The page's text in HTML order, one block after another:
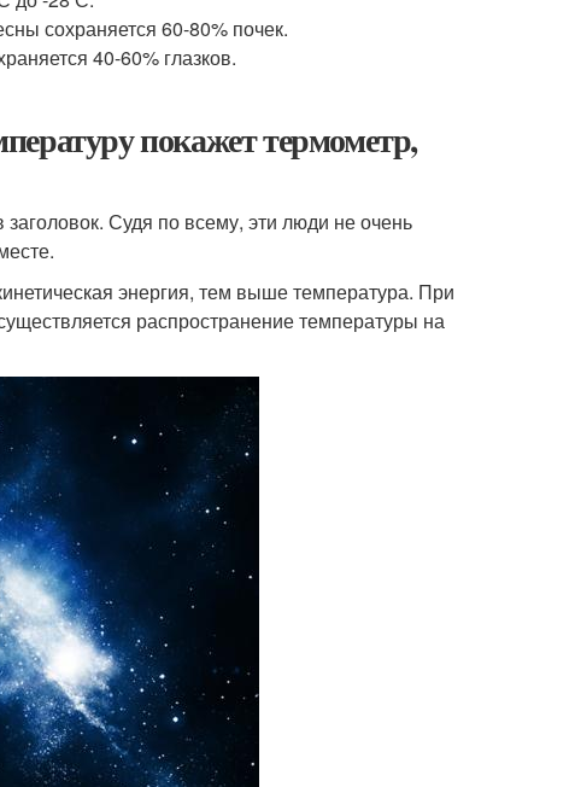
сохраняется 60-80% почек.
40-60% глазков.
покажет термометр,
Судя по всему, эти люди не очень
энергия, тем выше температура. При
распространение температуры на